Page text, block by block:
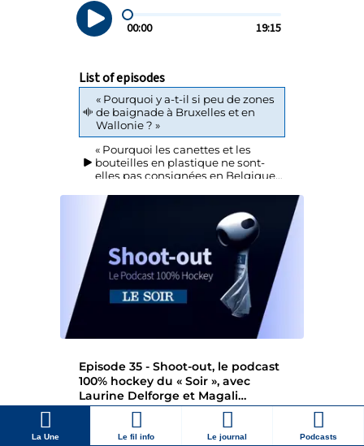
La Une Le fil info Le journal Podcasts